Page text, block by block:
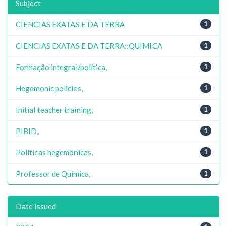
Subject
1
CIENCIAS EXATAS E DA TERRA
1
CIENCIAS EXATAS E DA TERRA::QUIMICA
1
Formação integral/política,
1
Hegemonic policies,
1
Initial teacher training,
1
PIBID,
1
Políticas hegemônicas,
1
Professor de Química,
Date issued